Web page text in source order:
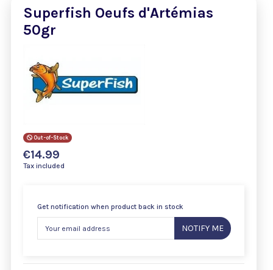
Superfish Oeufs d'Artémias
50gr
Out-of-Stock
€14.99
Tax included
Get notification when product back in stock
NOTIFY ME